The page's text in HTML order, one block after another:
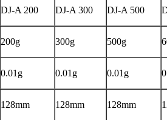
DJ-A 200 DJ-A 300 DJ-A 500
200g 300g 500g
0.01g 0.01g 0.01g
128mm 128mm 128mm